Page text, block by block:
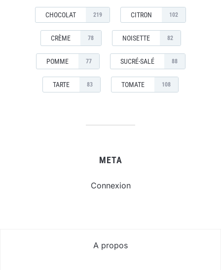
CHOCOLAT 219 CITRON 102
CRÈME 78 NOISETTE 82
POMME 77 SUCRÉ-SALÉ 88
TARTE 83 TOMATE 108
META
Connexion
A propos